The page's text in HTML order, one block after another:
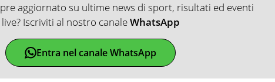
aggiornato su ultime news di sport, risultati ed eventi
live? Iscriviti al nostro canaleWhatsApp
Entra nel canale WhatsApp